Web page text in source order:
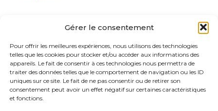
Gérer le consentement
Pour offrir les meilleures expériences, nous utilisons des technologies
telles que les cookies pour stocker et/ou accéder aux informations des
appareils. Le fait de consentir à ces technologies nous permettra de
traiter des données telles que le comportement de navigation ou les ID
uniques sur ce site. Le fait de ne pas consentir ou de retirer son
consentement peut avoir un effet négatif sur certaines caractéristiques
et fonctions.
Commentaires récents
Aucun commentaire à afficher.